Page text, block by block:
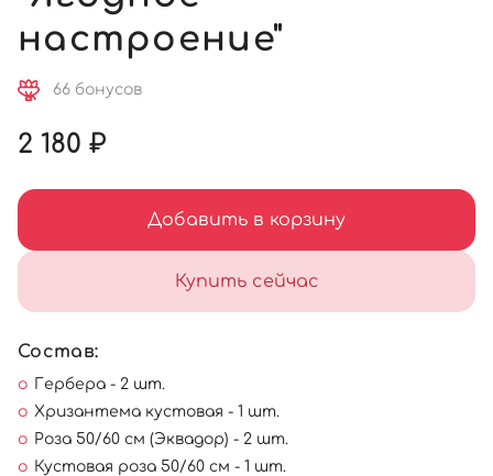
настроение"
66 бонусов
2 180 ₽
Добавить в корзину
Купить сейчас
Состав:
Гербера - 2 шт.
Хризантема кустовая - 1 шт.
Роза 50/60 см (Эквадор) - 2 шт.
Кустовая роза 50/60 см - 1 шт.